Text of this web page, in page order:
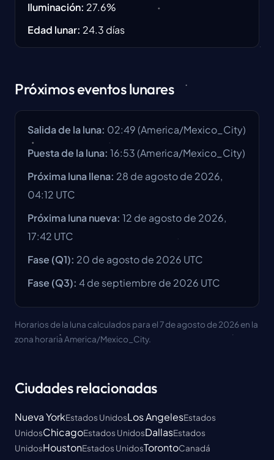
Iluminación: 27.6%
Edad lunar: 24.3 días
Próximos eventos lunares
Salida de la luna: 02:49(America/Mexico_City)
Puesta de la luna: 16:53(America/Mexico_City)
Próxima luna llena: 28 de agosto de 2026,
04:12 UTC
Próxima luna nueva: 12 de agosto de 2026,
17:42 UTC
Fase (Q1): 20 de agosto de 2026 UTC
Fase (Q3): 4 de septiembre de 2026 UTC
Horarios de la luna calculados para el 7 de agosto de 2026 en la
zona horaria America/Mexico_City.
Ciudades relacionadas
Nueva YorkEstados UnidosLos AngelesEstados
UnidosChicagoEstados UnidosDallasEstados
UnidosHoustonEstados UnidosTorontoCanadá